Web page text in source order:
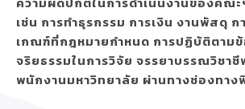
เช่น การทำธุรกรรม การเงิน งานพัสดุ
เกณฑ์ที่กฎหมายกำหนด การปฏิบัติตาม
จริยธรรมในการวิจัย จรรยาบรรณวิชา
พนักงานมหาวิทยาลัย ผ่านทางช่องทาง